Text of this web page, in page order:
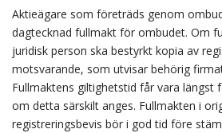
Aktieägare som företräds genom
dagtecknad fullmakt för ombudet. Om
juridisk person ska bestyrkt kopia av
motsvarande, som utvisar behörig
Fullmaktens giltighetstid får vara längst
om detta särskilt anges. Fullmakten i
registreringsbevis bör i god tid före